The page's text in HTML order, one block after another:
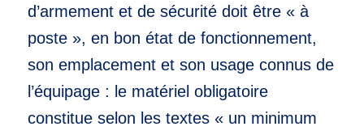
d’armement et de sécurité doit être « à
poste », en bon état de fonctionnement,
son emplacement et son usage connus de
l’équipage : le matériel obligatoire
constitue selon les textes « un minimum